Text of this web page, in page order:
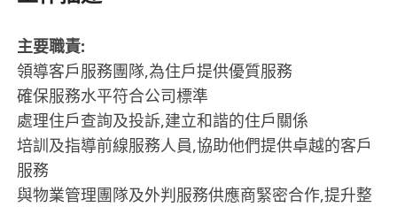
主要職責:
領導客戶服務團隊,為住戶提供優質服務
確保服務水平符合公司標準
處理住戶查詢及投訴,建立和諧的住戶關係
培訓及指導前線服務人員,協助他們提供卓越的客戶
服務
與物業管理團隊及外判服務供應商緊密合作,提升整